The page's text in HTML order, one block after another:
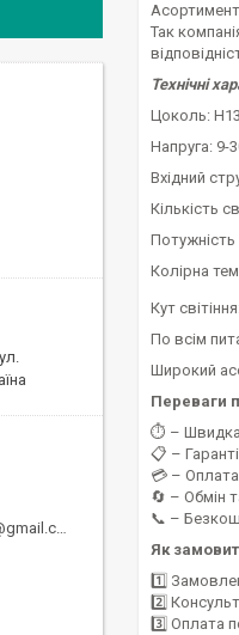
Так
Технічні
Цоколь: Н13
Напруга: 9-
Вхідний
Кількість
Колірна
Кут
По всім
Широкий
Переваги
⏱️ – Швидка
📋 –
💳 –
🔄 – Обмін
📞 –
Як
1️⃣
2️⃣
3️⃣ Оплата